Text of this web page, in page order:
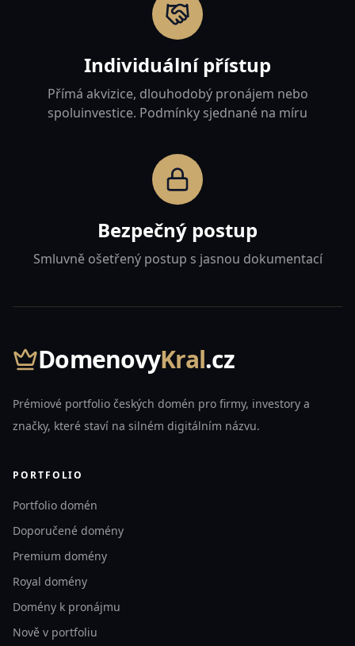
Individuální přístup
Přímá akvizice, dlouhodobý pronájem nebo
spoluinvestice. Podmínky sjednané na míru
Bezpečný postup
Smluvně ošetřený postup s jasnou dokumentací
DomenovyKral.cz
Prémiové portfolio českých domén pro firmy, investory a
značky, které staví na silném digitálním názvu.
PORTFOLIO
Portfolio domén
Doporučené domény
Premium domény
Royal domény
Domény k pronájmu
Nově v portfoliu